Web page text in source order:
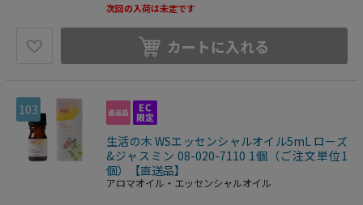
了承ください。
次回の入荷は未定です
カートに入れる
103
生活の木 WSエッセンシャルオイル5mL ローズ
&ジャスミン 08-020-7110 1個（ご注文単位1
個）【直送品】
アロマオイル・エッセンシャルオイル